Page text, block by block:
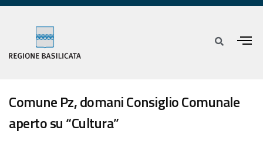
Comune Pz, domani Consiglio Comunale
aperto su “Cultura”